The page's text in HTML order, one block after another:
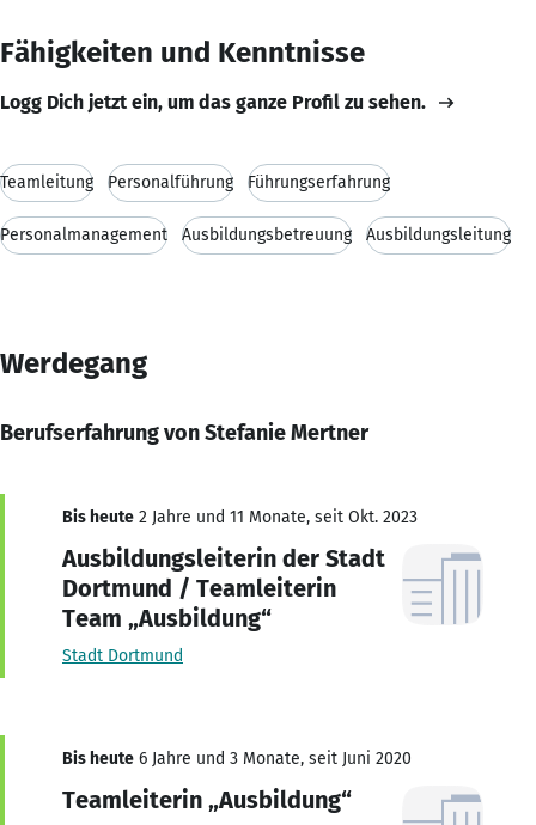
Fähigkeiten und Kenntnisse
Logg Dich jetzt ein, um das ganze Profil zu sehen.
Teamleitung Personalführung Führungserfahrung
Personalmanagement Ausbildungsbetreuung Ausbildungsleitung
Werdegang
Berufserfahrung von Stefanie Mertner
Bis heute 2 Jahre und 11 Monate, seit Okt. 2023
Ausbildungsleiterin der Stadt
Dortmund / Teamleiterin
Team „Ausbildung“
Stadt Dortmund
Bis heute 6 Jahre und 3 Monate, seit Juni 2020
Teamleiterin „Ausbildung“